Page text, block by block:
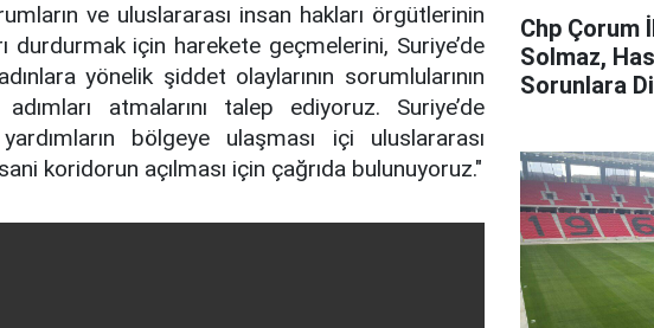
ve uluslararası insan hakları örgütlerinin
durdurmak için harekete geçmelerini, Suriye’de
yönelik şiddet olaylarının sorumlularının
atmalarını talep ediyoruz. Suriye’de
bölgeye ulaşması içi uluslararası
koridorun açılması için çağrıda bulunuyoruz."
Chp Çorum
Solmaz,
Sorunlara